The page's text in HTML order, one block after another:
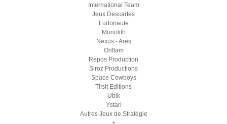
International Team
Jeux Descartes
Ludonaute
Monolith
Nexus - Ares
Oriflam
Repos Production
Siroz Productions
Space Cowboys
Tilsit Editions
Ubik
Ystari
Autres Jeux de Stratégie